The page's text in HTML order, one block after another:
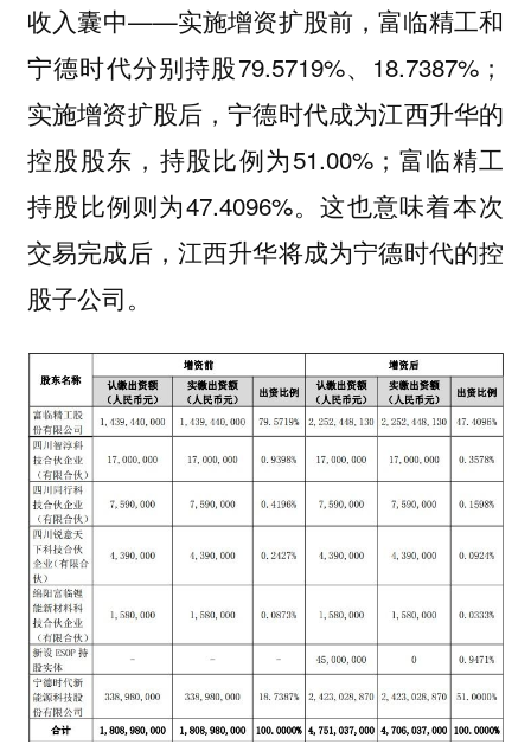
收入囊中——实施增资扩股前，富临精工和
宁德时代分别持股79.5719%、18.7387%；
实施增资扩股后，宁德时代成为江西升华的
控股股东，持股比例为51.00%；富临精工
持股比例则为47.4096%。这也意味着本次
交易完成后，江西升华将成为宁德时代的控
股子公司。